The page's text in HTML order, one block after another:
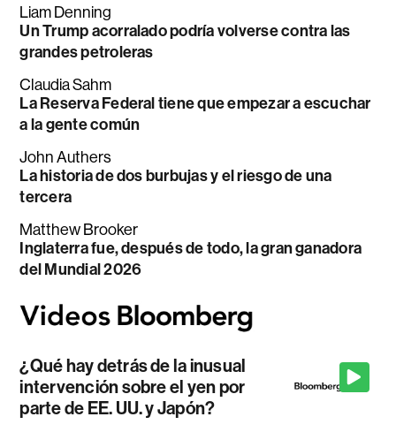
Liam Denning
Un Trump acorralado podría volverse contra las
grandes petroleras
Claudia Sahm
La Reserva Federal tiene que empezar a escuchar
a la gente común
John Authers
La historia de dos burbujas y el riesgo de una
tercera
Matthew Brooker
Inglaterra fue, después de todo, la gran ganadora
del Mundial 2026
¿Qué hay detrás de la inusual
intervención sobre el yen por
parte de EE. UU. y Japón?